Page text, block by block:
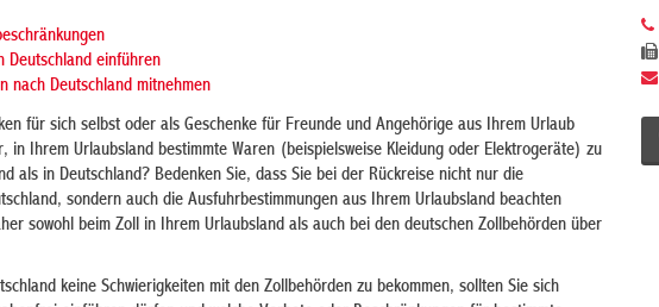
Deutschland einführen
nach Deutschland mitnehmen
für sich selbst oder als Geschenke für Freunde und Angehörige aus Ihrem Urlaub
in Ihrem Urlaubsland bestimmte Waren (beispielsweise Kleidung oder Elektrogeräte) zu
als in Deutschland? Bedenken Sie, dass Sie bei der Rückreise nicht nur die
sondern auch die Ausfuhrbestimmungen aus Ihrem Urlaubsland beachten
sowohl beim Zoll in Ihrem Urlaubsland als auch bei den deutschen Zollbehörden über
keine Schwierigkeiten mit den Zollbehörden zu bekommen, sollten Sie sich